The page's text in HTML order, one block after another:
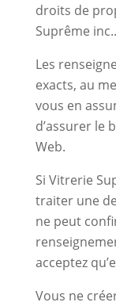
droits de
Suprême inc..
Les
exacts, au
vous en
d’assurer le
Web.
Si Vitrerie
traiter une
ne peut
acceptez
Vous ne